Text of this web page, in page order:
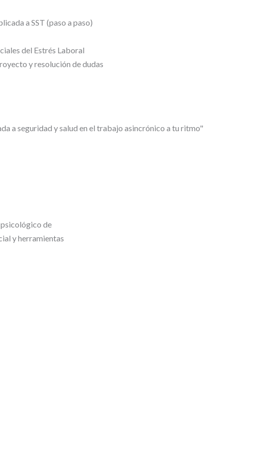
a SST (paso a paso)
del Estrés Laboral
y resolución de dudas
a seguridad y salud en el trabajo asincrónico a tu ritmo"
de
y herramientas